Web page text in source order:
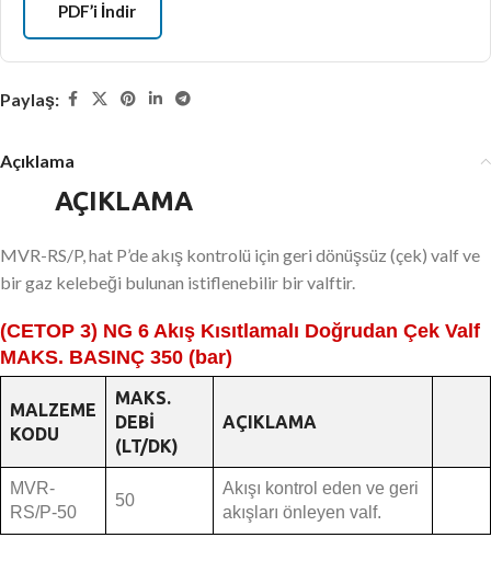
PDF’i İndir
Paylaş:
Açıklama
AÇIKLAMA
MVR-RS/P, hat P’de akış kontrolü için geri dönüşsüz (çek) valf ve
bir gaz kelebeği bulunan istiflenebilir bir valftir.
(CETOP 3) NG 6 Akış Kısıtlamalı Doğrudan Çek Valf
MAKS. BASINÇ 350 (bar)
MALZEME
KODU
MAKS.
DEBI
(LT/DK)
AÇIKLAMA
MVR-
RS/P-50
50
Akışı kontrol eden ve geri
akışları önleyen valf.